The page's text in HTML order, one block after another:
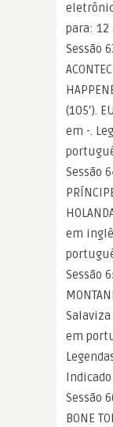
para: 12
Sessão
(105′).
em -.
Sessão
em
Sessão
Salaviza
em
Sessão
BONE